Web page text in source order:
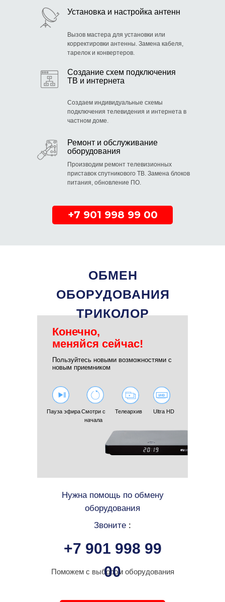
+7 901 998 99 00
Создание схем подключения
ТВ и интернета
Установка и настройка антенн
Вызов мастера для установки или
корректировки антенны. Замена кабеля,
тарелок и конвертеров.
Ремонт и обслуживание
оборудования
Создаем индивидуальные схемы
подключения телевидения и интернета в
частном доме.
Производим ремонт телевизионных
приставок спутникового ТВ. Замена блоков
питания, обновление ПО.
Конечно,
меняйся сейчас!
Пользуйтесь новыми возможностями с
новым приемником
Пауза эфира Смотри с
начала
Телеархив Ultra HD
ОБМЕН
ОБОРУДОВАНИЯ
ТРИКОЛОР
Нужна помощь по обмену
оборудования
Звоните :
Поможем с выбором оборудования
+7 901 998 99
00